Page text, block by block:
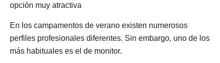
opción muy atractiva
En los campamentos de verano existen numerosos
perfiles profesionales diferentes. Sin embargo, uno de los
más habituales es el de monitor.